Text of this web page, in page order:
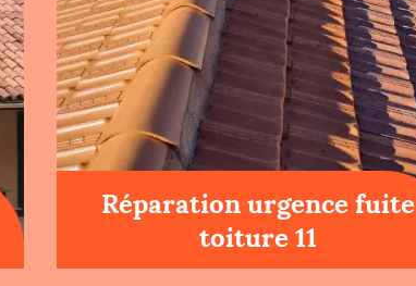
Réparation urgence fuite
toiture 11